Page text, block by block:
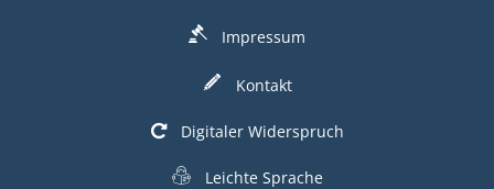
Impressum
Kontakt
Digitaler Widerspruch
Leichte Sprache